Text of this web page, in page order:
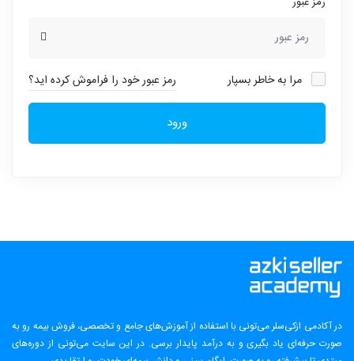
مرا به خاطر بسپار رمز عبور خود را فراموش کرده اید؟
ورود
در آکادمی ازکی‌سلر می‌تونی با استفاده از آموزش‌های جامع و تخصصی، فروش بیمه رو به
صورت حرفه‌ای یاد بگیری و به درآمد پایدار برسی. در این سایت می‌تونی از دوره‌های